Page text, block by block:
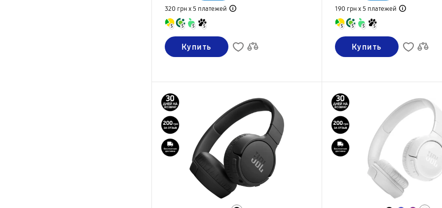
320 грн х 5 платежей
5 5 5 5
Купить
190 грн х 5 платежей
5 5 5 5
Купить